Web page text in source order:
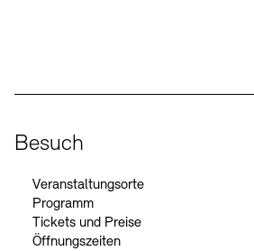
Besuch
Veranstaltungsorte
Programm
Tickets und Preise
Öffnungszeiten